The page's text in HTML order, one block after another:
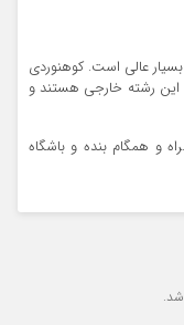
عالی است. کوهنوردی
رشته خارجی هستند و
و همگام بنده و باشگاه